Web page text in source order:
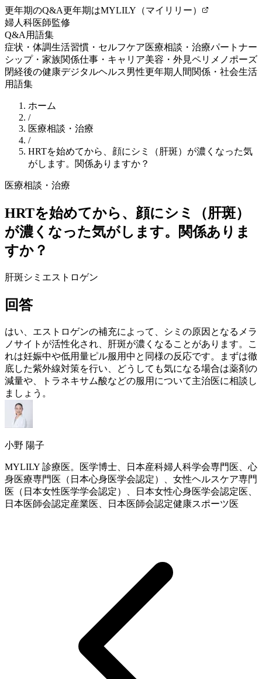
更年期のQ&A更年期はMYLILY（マイリリー）
婦人科医師監修
Q&A 用語集
症状・体調生活習慣・セルフケア医療相談・治療パートナー
シップ・家族関係仕事・キャリア美容・外見ペリメノポーズ
閉経後の健康デジタルヘルス男性更年期 人間関係・社会生活
用語集
ホーム
/
医療相談・治療
/
HRTを始めてから、顔にシミ（肝斑）が濃くなった気
がします。関係ありますか？
医療相談・治療
HRTを始めてから、顔にシミ（肝斑）
が濃くなった気がします。関係ありま
すか？
肝斑シミ エストロゲン
回答
はい、 エストロゲンの補充によって、シミの原因となるメラ
ノサイトが活性化され、肝斑が濃くなることがあります。こ
れは妊娠中や低用量ピル服用中と同様の反応です。まずは徹
底した紫外線対策を行い、どうしても気になる場合は薬剤の
減量や、トラネキサム酸などの服用について主治医に相談し
ましょう。
小野 陽子
MYLILY 診療医。医学博士、日本産科婦人科学会専門医、心
身医療専門医（日本心身医学会認定）、女性ヘルスケア専門
医（日本女性医学学会認定）、日本女性心身医学会認定医、
日本医師会認定産業医、日本医師会認定健康スポーツ医